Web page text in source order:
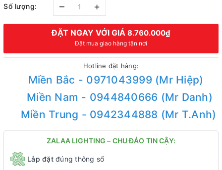
Số lượng: – +
ĐẶT NGAY VỚI GIÁ 8.760.000₫
Đặt mua giao hàng tận nơi
Hotline đặt hàng:
Miền Bắc - 0971043999 (Mr Hiệp)
Miền Nam - 0944840666 (Mr Danh)
Miền Trung - 0942344888 (Mr T.Anh)
ZALAA LIGHTING – CHU ĐÁO TIN CẬY:
Lắp đặtđúng thông số